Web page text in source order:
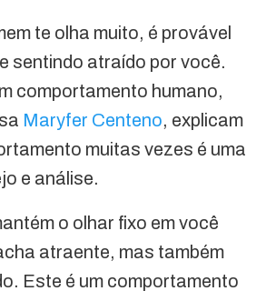
te olha muito, é provável
sentindo atraído por você.
comportamento humano,
Maryfer Centeno, explicam
muitas vezes é uma
e análise.
o olhar fixo em você
atraente, mas também
Este é um comportamento